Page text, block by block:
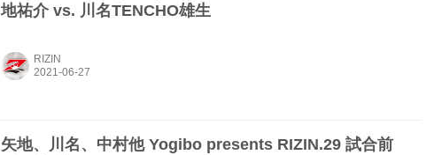
地祐介 vs. 川名TENCHO雄生
RIZIN
矢地、川名、中村他 Yogibo presents RIZIN.29 試合前